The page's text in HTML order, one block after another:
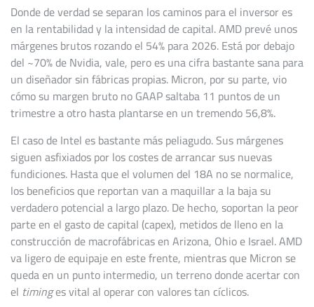
Donde de verdad se separan los caminos para el inversor es
en la rentabilidad y la intensidad de capital. AMD prevé unos
márgenes brutos rozando el 54% para 2026. Está por debajo
del ~70% de Nvidia, vale, pero es una cifra bastante sana para
un diseñador sin fábricas propias. Micron, por su parte, vio
cómo su margen bruto no GAAP saltaba 11 puntos de un
trimestre a otro hasta plantarse en un tremendo 56,8%.
El caso de Intel es bastante más peliagudo. Sus márgenes
siguen asfixiados por los costes de arrancar sus nuevas
fundiciones. Hasta que el volumen del 18A no se normalice,
los beneficios que reportan van a maquillar a la baja su
verdadero potencial a largo plazo. De hecho, soportan la peor
parte en el gasto de capital (capex), metidos de lleno en la
construcción de macrofábricas en Arizona, Ohio e Israel. AMD
va ligero de equipaje en este frente, mientras que Micron se
queda en un punto intermedio, un terreno donde acertar con
el timinges vital al operar con valores tan cíclicos.